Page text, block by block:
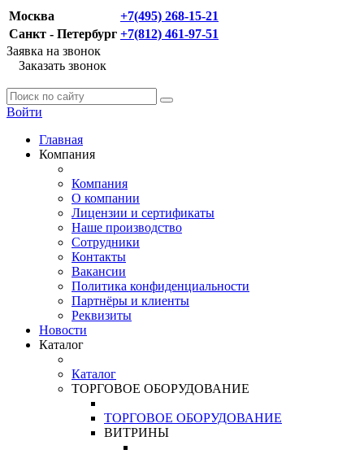
Москва
+7(495) 268-15-21
Санкт - Петербург +7(812) 461-97-51
Заявка на звонок
Заказать звонок
Войти
Главная
Компания
Компания
О компании
Лицензии и сертификаты
Наше производство
Сотрудники
Контакты
Вакансии
Политика конфиденциальности
Партнёры и клиенты
Реквизиты
Новости
Каталог
Каталог
ТОРГОВОЕ ОБОРУДОВАНИЕ
ТОРГОВОЕ ОБОРУДОВАНИЕ
ВИТРИНЫ